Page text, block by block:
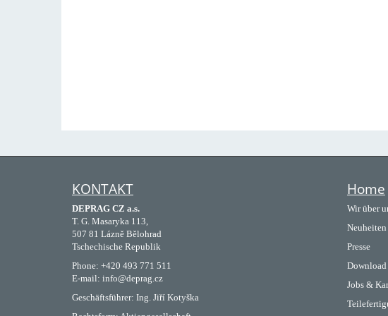
KONTAKT
DEPRAG CZ a.s.
T. G. Masaryka 113,
507 81 Lázně Bělohrad
Tschechische Republik
Phone: +420 493 771 511
E-mail: info@deprag.cz
Geschäftsführer: Ing. Jiří Kotyška
Home
Wir über
Neuheiten
Presse
Download
Jobs &